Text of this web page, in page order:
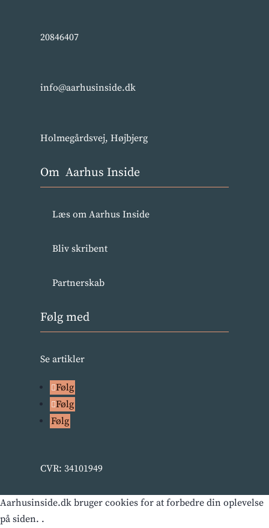
20846407
info@aarhusinside.dk
Holmegårdsvej, Højbjerg
Om Aarhus Inside
Læs om Aarhus Inside
Bliv skribent
Partnerskab
Følg med
Se artikler
Følg
Følg
Følg
CVR: 34101949
Aarhusinside.dk bruger cookies for at forbedre din oplevelse
på siden. .